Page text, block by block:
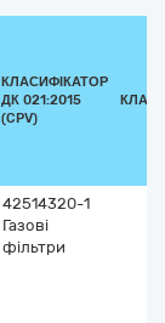
КЛАСИФІКАТОР
ДК 021:2015
(CPV)
42514320-1
Газові
фільтри